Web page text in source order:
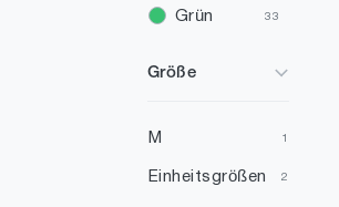
Grün 33
Türkis
Größe
M 1
Einheitsgrößen 2